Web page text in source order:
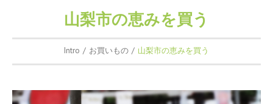
山梨市の恵みを買う
Intro お買いもの 山梨市の恵みを買う